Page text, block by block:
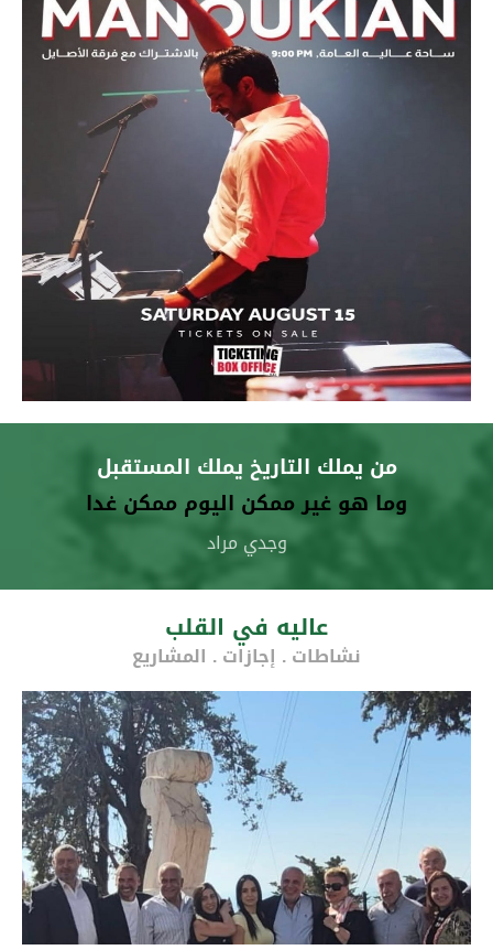
من يملك التاريخ يملك المستقبل
وما هو غير ممكن اليوم ممكن غدا
وجدي مراد
عاليه في القلب
نشاطات . إجازات . المشاريع